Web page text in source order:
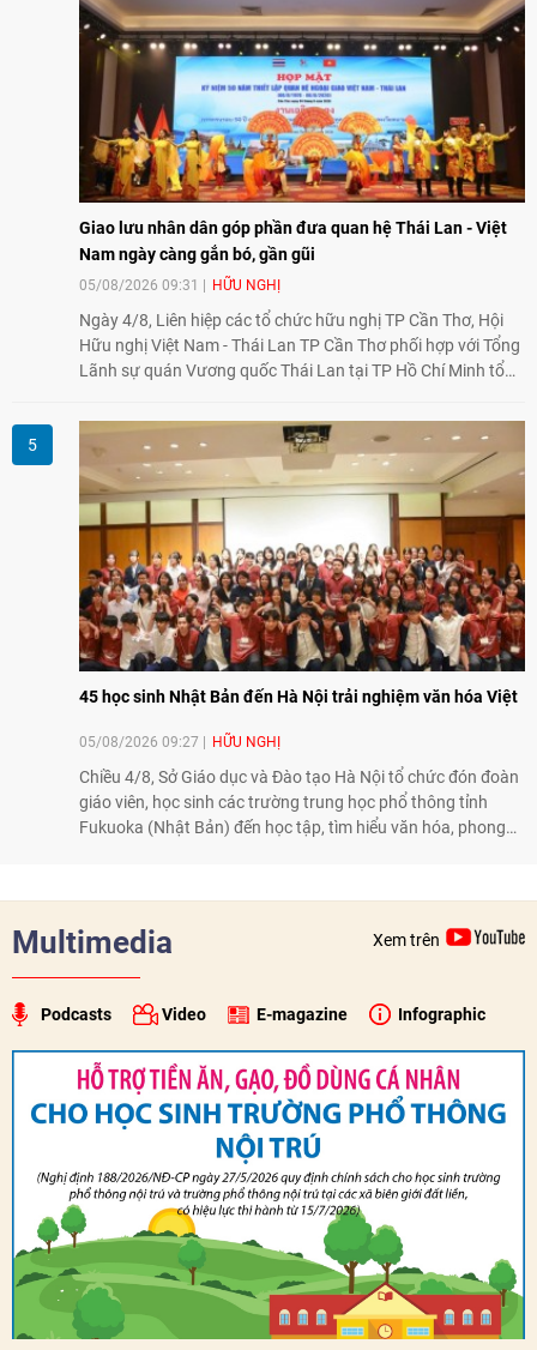
Giao lưu nhân dân góp phần đưa quan hệ Thái Lan - Việt
Nam ngày càng gắn bó, gần gũi
05/08/2026 09:31 HỮU NGHỊ
Ngày 4/8, Liên hiệp các tổ chức hữu nghị TP Cần Thơ, Hội
Hữu nghị Việt Nam - Thái Lan TP Cần Thơ phối hợp với Tổng
Lãnh sự quán Vương quốc Thái Lan tại TP Hồ Chí Minh tổ
Việt Nam - Thái Lan (1976-2026). Tại đây, nhấn mạnh vai trò
của giao lưu nhân dân, Tổng Lãnh sự Thái Lan cho biết các
hoạt động trao đổi về văn hóa, giáo dục, du lịch, ẩm thực,
nghệ thuật và giao lưu thanh niên đã góp phần đưa quan hệ
Thái Lan - Việt Nam ngày càng gắn bó, gần gũi.
45 học sinh Nhật Bản đến Hà Nội trải nghiệm văn hóa Việt
05/08/2026 09:27 HỮU NGHỊ
Chiều 4/8, Sở Giáo dục và Đào tạo Hà Nội tổ chức đón đoàn
giáo viên, học sinh các trường trung học phổ thông tỉnh
Fukuoka (Nhật Bản) đến học tập, tìm hiểu văn hóa, phong
Multimedia Xem trên
Podcasts Video E-magazine Infographic